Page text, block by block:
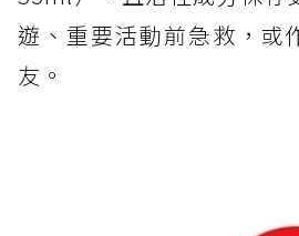
遊、重要活動前急救，或
友。